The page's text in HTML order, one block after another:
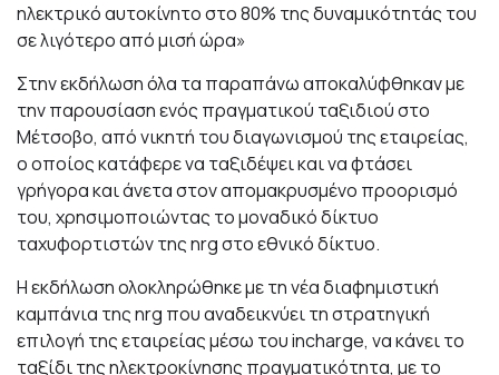
ηλεκτρικό αυτοκίνητο στο 80% της δυναμικότητάς του
σε λιγότερο από μισή ώρα»
Στην εκδήλωση όλα τα παραπάνω αποκαλύφθηκαν με
την παρουσίαση ενός πραγματικού ταξιδιού στο
Μέτσοβο, από νικητή του διαγωνισμού της εταιρείας,
ο οποίος κατάφερε να ταξιδέψει και να φτάσει
γρήγορα και άνετα στον απομακρυσμένο προορισμό
του, χρησιμοποιώντας το μοναδικό δίκτυο
ταχυφορτιστών της nrg στο εθνικό δίκτυο.
Η εκδήλωση ολοκληρώθηκε με τη νέα διαφημιστική
καμπάνια της nrg που αναδεικνύει τη στρατηγική
επιλογή της εταιρείας μέσω του incharge, να κάνει το
ταξίδι της ηλεκτροκίνησης πραγματικότητα, με το